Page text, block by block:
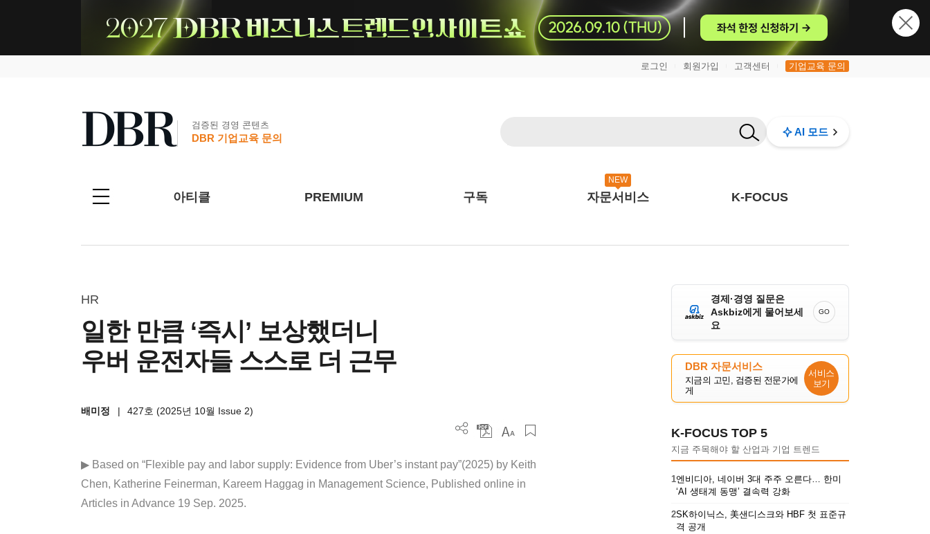
로그인 회원가입 고객센터 기업교육 문의
검증된 경영 콘텐츠
DBR 기업교육 문의
AI 모드
아티클 PREMIUM 구독
NEW
자문서비스 K-FOCUS
HR
일한 만큼 ‘즉시’ 보상했더니
우버 운전자들 스스로 더 근무
배미정 | 427호 (2025년 10월 Issue 2)
▶ Based on “Flexible pay and labor supply: Evidence from Uber’s instant pay”(2025) by Keith
Chen, Katherine Feinerman, Kareem Haggag in Management Science, Published online in
Articles in Advance 19 Sep. 2025.
경제·경영 질문은
Askbiz에게 물어보세
요
GO
DBR 자문서비스
지금의 고민, 검증된 전문가에
게
서비스
보기
K-FOCUS TOP 5
지금 주목해야 할 산업과 기업 트렌드
1엔비디아, 네이버 3대 주주 오른다… 한미
‘AI 생태계 동맹’ 결속력 강화
2SK하이닉스, 美샌디스크와 HBF 첫 표준규
격 공개